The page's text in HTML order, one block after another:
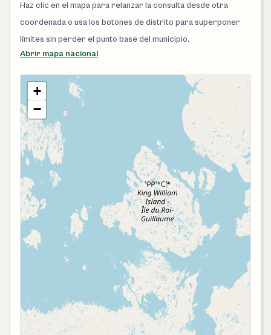
Haz clic en el mapa para relanzar la consulta desde otra
coordenada o usa los botones de distrito para superponer
límites sin perder el punto base del municipio.
Abrir mapa nacional
+
−